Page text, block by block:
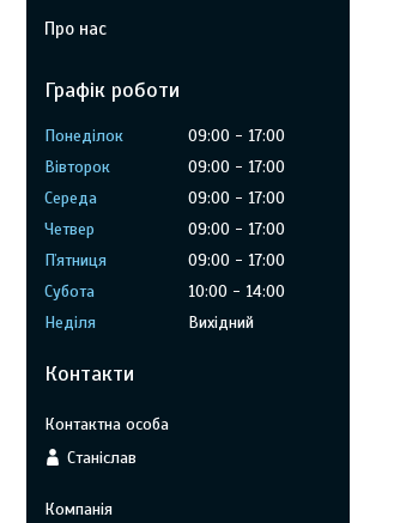
Про нас
Графік роботи
Понеділок 09:00
17:00
Вівторок
09:00
17:00
Середа
09:00
17:00
Четвер
09:00
17:00
Пʼятниця
09:00
17:00
Субота
10:00
14:00
Неділя
Вихідний
Контакти
Станіслав